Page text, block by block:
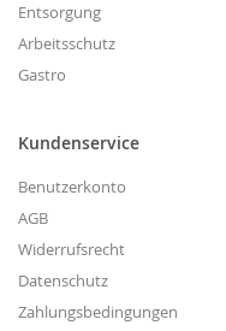
Entsorgung
Arbeitsschutz
Gastro
Kundenservice
Benutzerkonto
AGB
Widerrufsrecht
Datenschutz
Zahlungsbedingungen